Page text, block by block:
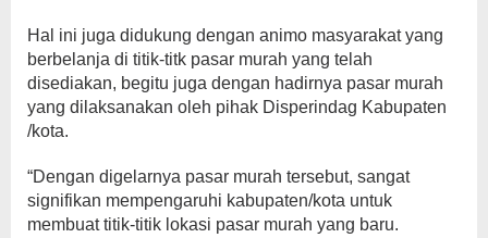
Hal ini juga didukung dengan animo masyarakat yang
berbelanja di titik-titk pasar murah yang telah
disediakan, begitu juga dengan hadirnya pasar murah
yang dilaksanakan oleh pihak Disperindag Kabupaten
/kota.
“Dengan digelarnya pasar murah tersebut, sangat
signifikan mempengaruhi kabupaten/kota untuk
membuat titik-titik lokasi pasar murah yang baru.